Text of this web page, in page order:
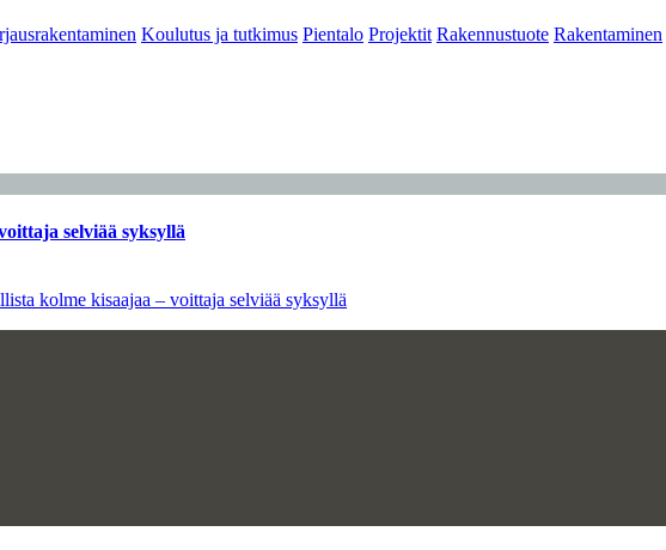
Koulutus ja tutkimus Pientalo Projektit Rakennustuote Rakentaminen
selviää syksyllä
kolme kisaajaa – voittaja selviää syksyllä